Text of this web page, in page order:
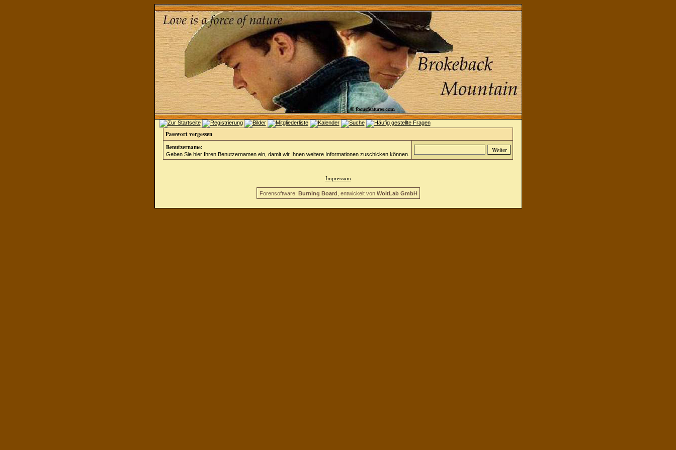
Passwort vergessen
Benutzername:
Geben Sie hier Ihren Benutzernamen ein, damit wir Ihnen weitere Informationen zuschicken können.
Impressum
Forensoftware: Burning Board , entwickelt von WoltLab GmbH